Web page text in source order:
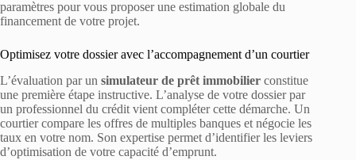
paramètres pour vous proposer une estimation globale du
financement de votre projet.
Optimisez votre dossier avec l’accompagnement d’un courtier
L’évaluation par un simulateur de prêt immobilier constitue
une première étape instructive. L’analyse de votre dossier par
un professionnel du crédit vient compléter cette démarche. Un
courtier compare les offres de multiples banques et négocie les
taux en votre nom. Son expertise permet d’identifier les leviers
d’optimisation de votre capacité d’emprunt.